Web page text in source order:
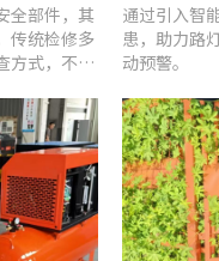
全部件，其
传统检修多
方式，不仅
通过引入智
患，助力路
动预警。